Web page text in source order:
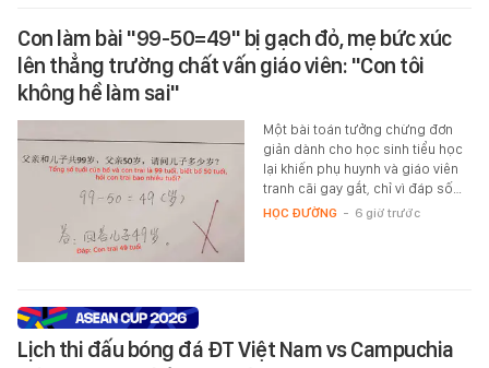
Con làm bài "99-50=49" bị gạch đỏ, mẹ bức xúc
lên thẳng trường chất vấn giáo viên: "Con tôi
không hề làm sai"
Một bài toán tưởng chừng đơn
giản dành cho học sinh tiểu học
lại khiến phụ huynh và giáo viên
tranh cãi gay gắt, chỉ vì đáp số…
HỌC ĐƯỜNG - 6 giờ trước
Lịch thi đấu bóng đá ĐT Việt Nam vs Campuchia